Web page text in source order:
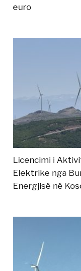
euro
Licencimi i
Elektrike nga
Energjisë në